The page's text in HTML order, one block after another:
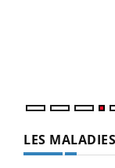
LES MALADIES